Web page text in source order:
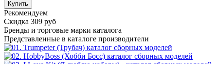
Купить
Рекомендуем
Скидка 309 руб
Бренды и торговые марки каталога
Представленные в каталоге производители